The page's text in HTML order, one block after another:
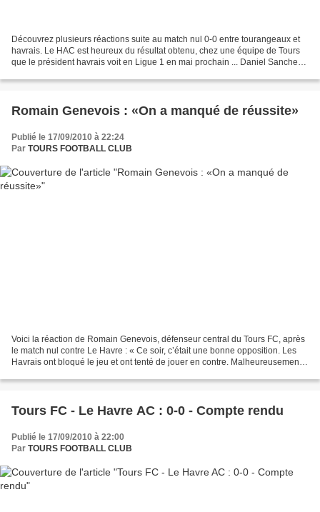
Découvrez plusieurs réactions suite au match nul 0-0 entre tourangeaux et
havrais. Le HAC est heureux du résultat obtenu, chez une équipe de Tours
que le président havrais voit en Ligue 1 en mai prochain ... Daniel Sanchez
Romain Genevois : «On a manqué de réussite»
Publié le 17/09/2010 à 22:24
Par TOURS FOOTBALL CLUB
Voici la réaction de Romain Genevois, défenseur central du Tours FC, après
le match nul contre Le Havre : « Ce soir, c’était une bonne opposition. Les
Havrais ont bloqué le jeu et ont tenté de jouer en contre. Malheureusement,
Tours FC - Le Havre AC : 0-0 - Compte rendu
Publié le 17/09/2010 à 22:00
Par TOURS FOOTBALL CLUB